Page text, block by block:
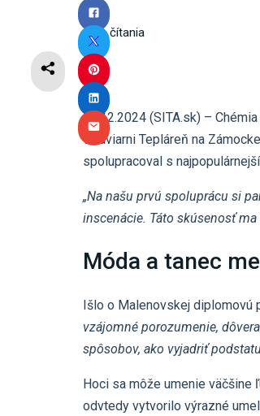
4
min čítania
19.12.2024 (SITA.sk) –
v kaviarni Tepláreň na
spolupracoval s
„Na našu prvú spoluprácu si
inscenácie. Táto skúsenosť
Móda a tanec
Išlo o Malenovskej diplomovú
vzájomné porozumenie,
spôsobov, ako vyjadriť
Hoci sa môže umenie väčšine
odvtedy vytvorilo výrazné